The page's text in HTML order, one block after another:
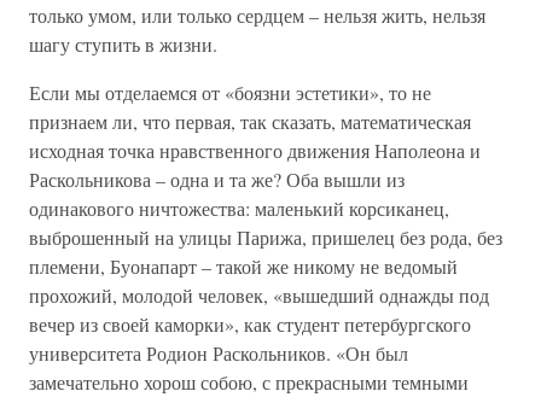
только умом, или только сердцем – нельзя жить, нельзя
шагу ступить в жизни.
Если мы отделаемся от «боязни эстетики», то не
признаем ли, что первая, так сказать, математическая
исходная точка нравственного движения Наполеона и
Раскольникова – одна и та же? Оба вышли из
одинакового ничтожества: маленький корсиканец,
выброшенный на улицы Парижа, пришелец без рода, без
племени, Буонапарт – такой же никому не ведомый
прохожий, молодой человек, «вышедший однажды под
вечер из своей каморки», как студент петербургского
университета Родион Раскольников. «Он был
замечательно хорош собою, с прекрасными темными